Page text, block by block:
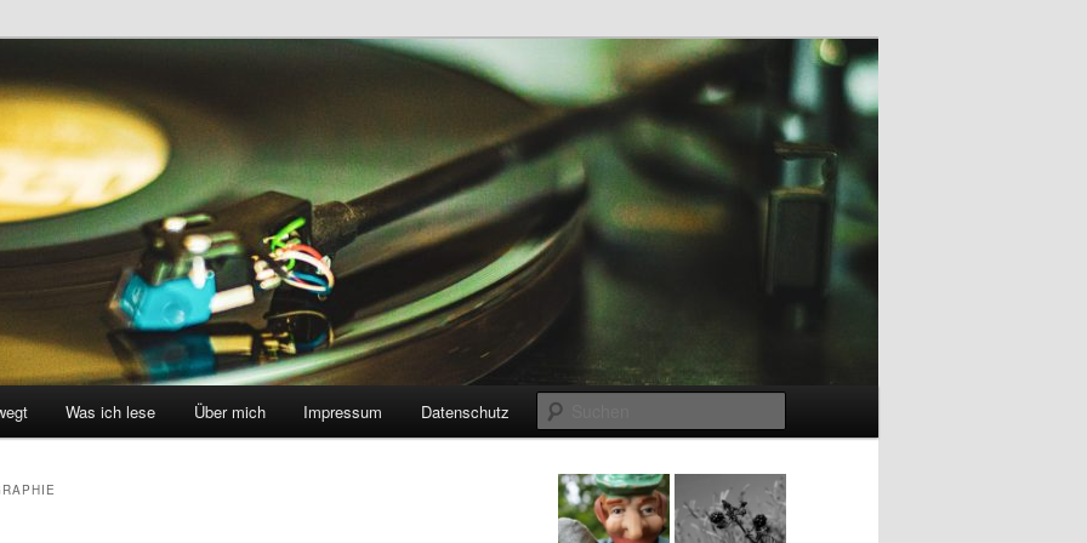
Foto …
Was ich lese Über mich Impressum Datenschutz